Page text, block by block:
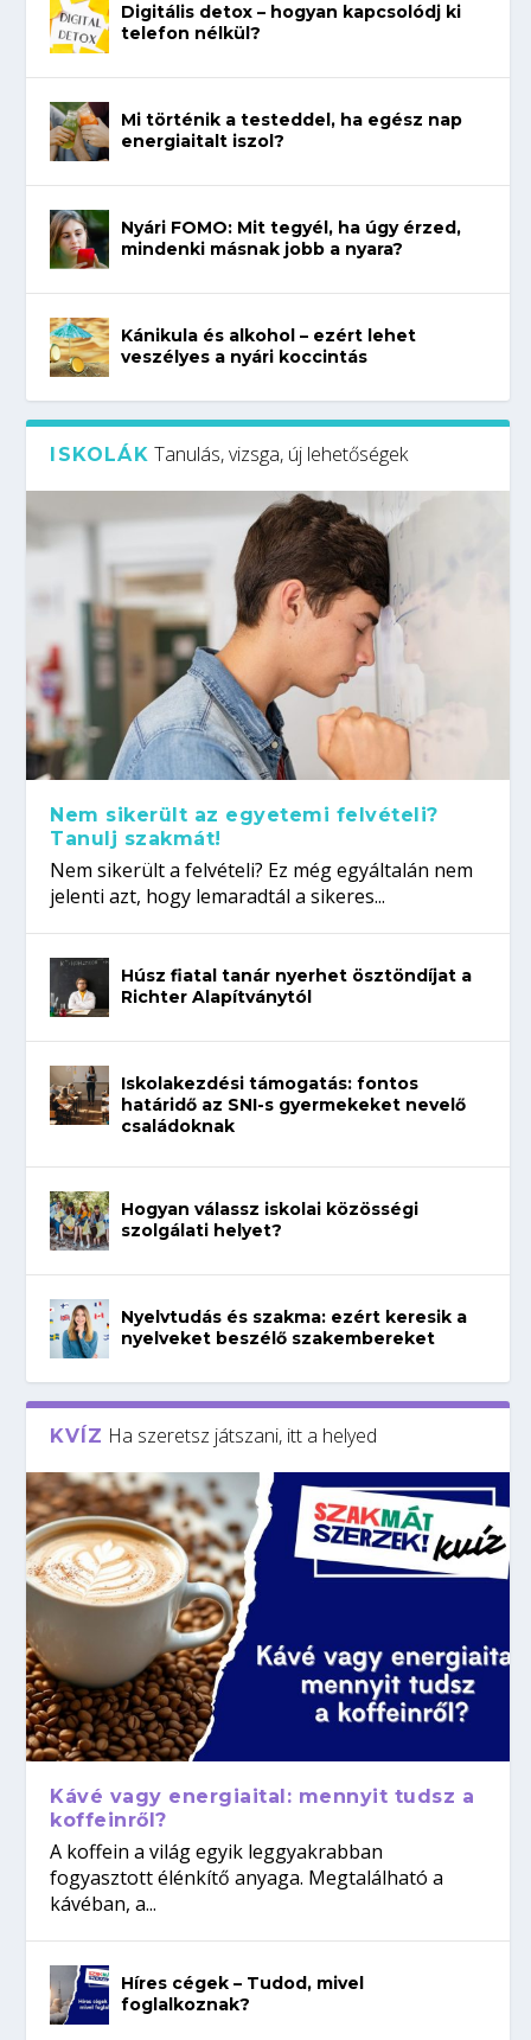
Digitális detox – hogyan kapcsolódj ki
telefon nélkül?
Mi történik a testeddel, ha egész nap
energiaitalt iszol?
Nyári FOMO: Mit tegyél, ha úgy érzed,
mindenki másnak jobb a nyara?
Kánikula és alkohol – ezért lehet
veszélyes a nyári koccintás
ISKOLÁK Tanulás, vizsga, új lehetőségek
Nem sikerült az egyetemi felvételi?
Tanulj szakmát!
Nem sikerült a felvételi? Ez még egyáltalán nem
jelenti azt, hogy lemaradtál a sikeres...
Húsz fiatal tanár nyerhet ösztöndíjat a
Richter Alapítványtól
Iskolakezdési támogatás: fontos
határidő az SNI-s gyermekeket nevelő
családoknak
Hogyan válassz iskolai közösségi
szolgálati helyet?
Nyelvtudás és szakma: ezért keresik a
nyelveket beszélő szakembereket
KVÍZ Ha szeretsz játszani, itt a helyed
Kávé vagy energiaital: mennyit tudsz a
koffeinről?
A koffein a világ egyik leggyakrabban
fogyasztott élénkítő anyaga. Megtalálható a
kávéban, a...
Híres cégek – Tudod, mivel
foglalkoznak?